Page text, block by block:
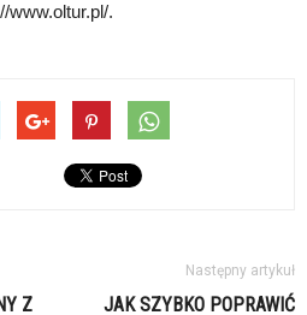
www.oltur.pl/.
Z
Następny artykuł
JAK SZYBKO POPRAWIĆ